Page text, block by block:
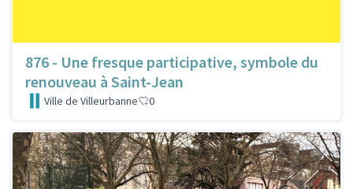
876 - Une fresque participative, symbole du
renouveau à Saint-Jean
Ville de Villeurbanne 0